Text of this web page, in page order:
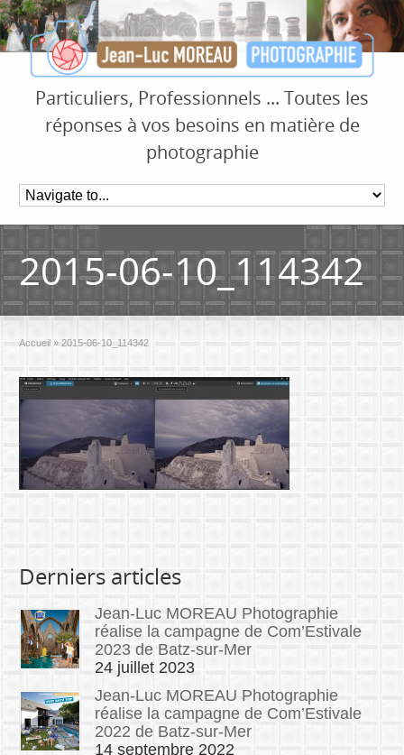
Particuliers, Professionnels ... Toutes les
réponses à vos besoins en matière de
photographie
2015-06-10_114342
Accueil » 2015-06-10_114342
Derniers articles
Jean-Luc MOREAU Photographie
réalise la campagne de Com’Estivale
2023 de Batz-sur-Mer
24 juillet 2023
Jean-Luc MOREAU Photographie
réalise la campagne de Com’Estivale
2022 de Batz-sur-Mer
14 septembre 2022